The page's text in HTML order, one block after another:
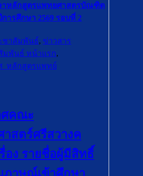
าหลักสูตรแพทยศาสตรบัณฑิต
การศึกษา 2569 รอบที่ 2
ชาสัมพันธ์, ข่าวสาร
มพันธ์ หน้าแรก,
_หลักสูตรแพทย์
ศคณะ
สตร์ศรีสวางค
อง รายชื่อผู้มีสิทธิ์